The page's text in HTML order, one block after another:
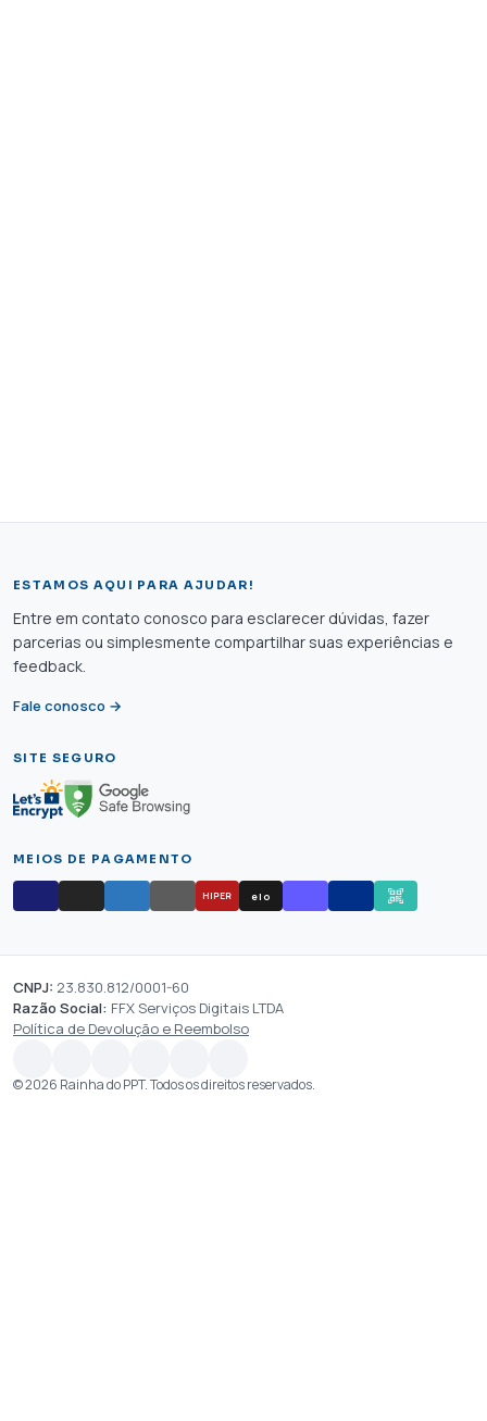
ESTAMOS AQUI PARA AJUDAR!
Entre em contato conosco para esclarecer dúvidas, fazer
parcerias ou simplesmente compartilhar suas experiências e
feedback.
Fale conosco →
SITE SEGURO
MEIOS DE PAGAMENTO
HIPER elo
CNPJ: 23.830.812/0001-60
Razão Social: FFX Serviços Digitais LTDA
Política de Devolução e Reembolso
© 2026 Rainha do PPT. Todos os direitos reservados.